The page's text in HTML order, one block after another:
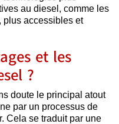
au diesel, comme les
plus accessibles et
et les
?
doute le principal atout
par un processus de
Cela se traduit par une